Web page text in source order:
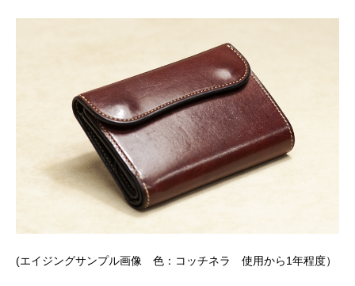
(エイジングサンプル画像 色：コッチネラ 使用から1年程度）